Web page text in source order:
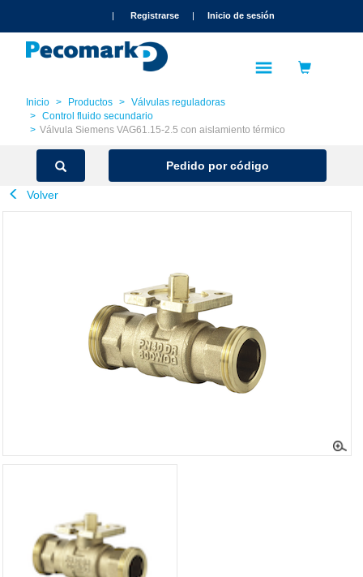
| Registrarse | Inicio de sesión
Inicio Productos
Válvulas reguladoras
Control fluido secundario
Válvula Siemens VAG61.15-2.5 con aislamiento térmico
Pedido por código
Volver